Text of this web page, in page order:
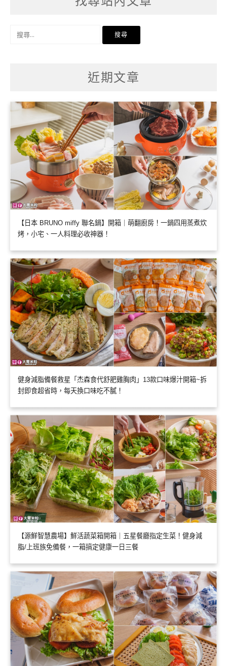
近期文章
【日本 BRUNO miffy 聯名鍋】開箱｜萌翻廚房！一鍋四用蒸煮炊
烤，小宅、一人料理必收神器！
健身減脂備餐救星「杰森食代舒肥雞胸肉」13款口味爆汁開箱~拆
封即食超省時，每天換口味吃不膩！
【源鮮智慧農場】鮮活蔬菜箱開箱｜五星餐廳指定生菜！健身減
脂/上班族免備餐，一箱搞定健康一日三餐